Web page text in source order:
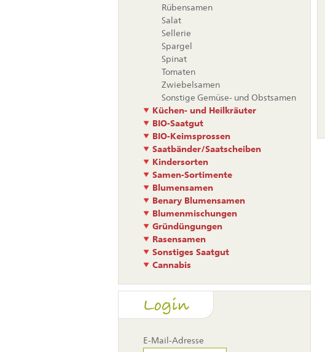
Rübensamen
Salat
Sellerie
Spargel
Spinat
Tomaten
Zwiebelsamen
Sonstige Gemüse- und Obstsamen
Küchen- und Heilkräuter
BIO-Saatgut
BIO-Keimsprossen
Saatbänder/Saatscheiben
Kindersorten
Samen-Sortimente
Blumensamen
Benary Blumensamen
Blumenmischungen
Gründüngungen
Rasensamen
Sonstiges Saatgut
Cannabis
Login
E-Mail-Adresse